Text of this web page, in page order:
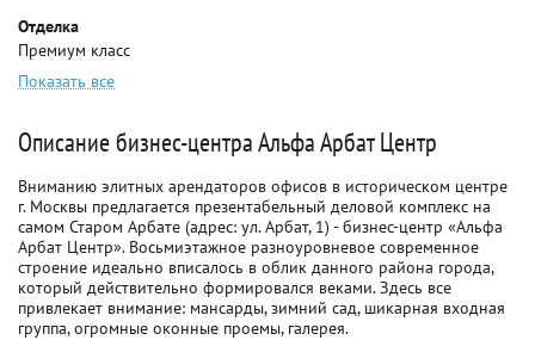
Отделка
Премиум класс
Показать все
Описание бизнес-центра Альфа Арбат Центр
Вниманию элитных арендаторов офисов в историческом центре
г. Москвы предлагается презентабельный деловой комплекс на
самом Старом Арбате (адрес: ул. Арбат, 1) - бизнес-центр «Альфа
Арбат Центр». Восьмиэтажное разноуровневое современное
строение идеально вписалось в облик данного района города,
который действительно формировался веками. Здесь все
привлекает внимание: мансарды, зимний сад, шикарная входная
группа, огромные оконные проемы, галерея.